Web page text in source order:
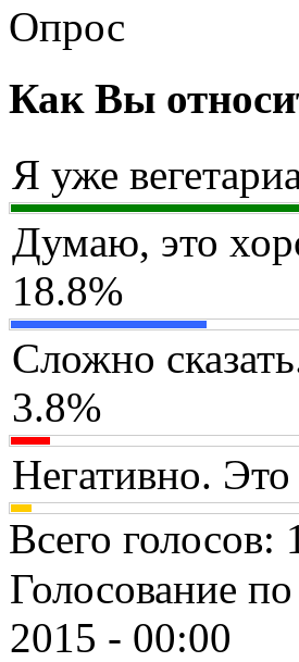
Опрос
Как Вы
Я уже
Думаю, это
18.8%
Сложно
3.8%
Негативно.
Всего голосов:
Голосование
2015 - 00:00